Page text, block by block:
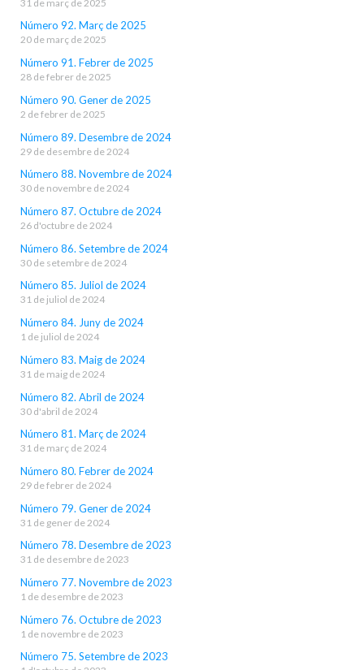
31 de març de 2025
Número 92. Març de 2025
20 de març de 2025
Número 91. Febrer de 2025
28 de febrer de 2025
Número 90. Gener de 2025
2 de febrer de 2025
Número 89. Desembre de 2024
29 de desembre de 2024
Número 88. Novembre de 2024
30 de novembre de 2024
Número 87. Octubre de 2024
26 d'octubre de 2024
Número 86. Setembre de 2024
30 de setembre de 2024
Número 85. Juliol de 2024
31 de juliol de 2024
Número 84. Juny de 2024
1 de juliol de 2024
Número 83. Maig de 2024
31 de maig de 2024
Número 82. Abril de 2024
30 d'abril de 2024
Número 81. Març de 2024
31 de març de 2024
Número 80. Febrer de 2024
29 de febrer de 2024
Número 79. Gener de 2024
31 de gener de 2024
Número 78. Desembre de 2023
31 de desembre de 2023
Número 77. Novembre de 2023
1 de desembre de 2023
Número 76. Octubre de 2023
1 de novembre de 2023
Número 75. Setembre de 2023